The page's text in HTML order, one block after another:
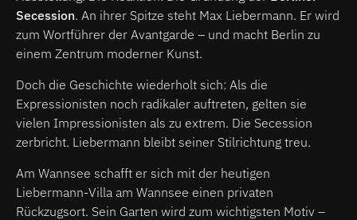
Secession. An ihrer Spitze steht Max Liebermann. Er wird
zum Wortführer der Avantgarde – und macht Berlin zu
einem Zentrum moderner Kunst.
Doch die Geschichte wiederholt sich: Als die
Expressionisten noch radikaler auftreten, gelten sie
vielen Impressionisten als zu extrem. Die Secession
zerbricht. Liebermann bleibt seiner Stilrichtung treu.
Am Wannsee schafft er sich mit der heutigen
Liebermann-Villa am Wannsee einen privaten
Rückzugsort. Sein Garten wird zum wichtigsten Motiv –